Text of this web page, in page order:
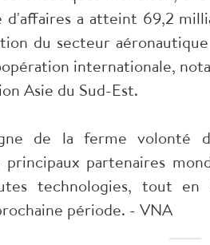
a atteint 69,2
du secteur
internationale,
Asie du Sud-Est.
de la ferme volonté
partenaires
technologies, tout en
période. - VNA